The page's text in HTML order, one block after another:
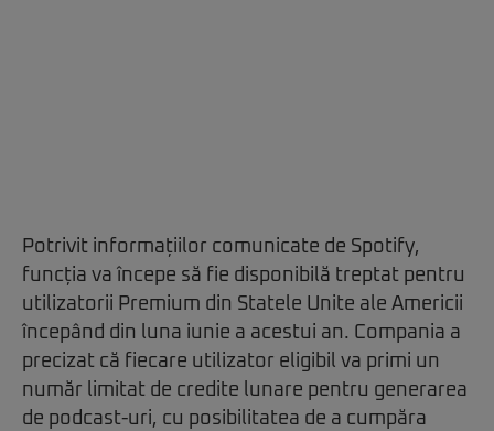
Potrivit informațiilor comunicate de Spotify,
funcția va începe să fie disponibilă treptat pentru
utilizatorii Premium din Statele Unite ale Americii
începând din luna iunie a acestui an. Compania a
precizat că fiecare utilizator eligibil va primi un
număr limitat de credite lunare pentru generarea
de podcast-uri, cu posibilitatea de a cumpăra